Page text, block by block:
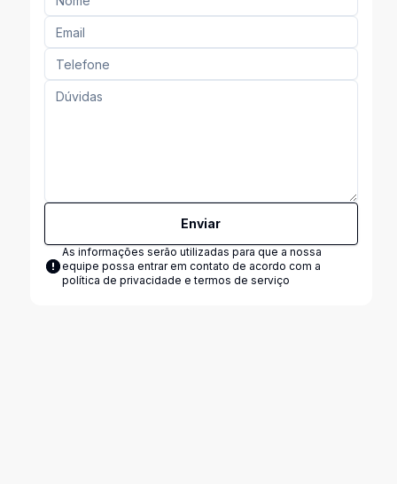
Enviar
As informações serão utilizadas para que a nossa
equipe possa entrar em contato de acordo com a
política de privacidade e termos de serviço